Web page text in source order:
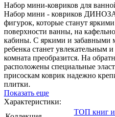
Набор мини-ковриков для
Набор мини - ковриков
фигурок, которые станут
поверхности ванны, на
кабины. С яркими и забавными
ребенка станет увлекательным
комната преобразится. На
расположены специальные
присоскам коврик надежно
плитки.
Показать еще
Характеристики:
ТОП книг и